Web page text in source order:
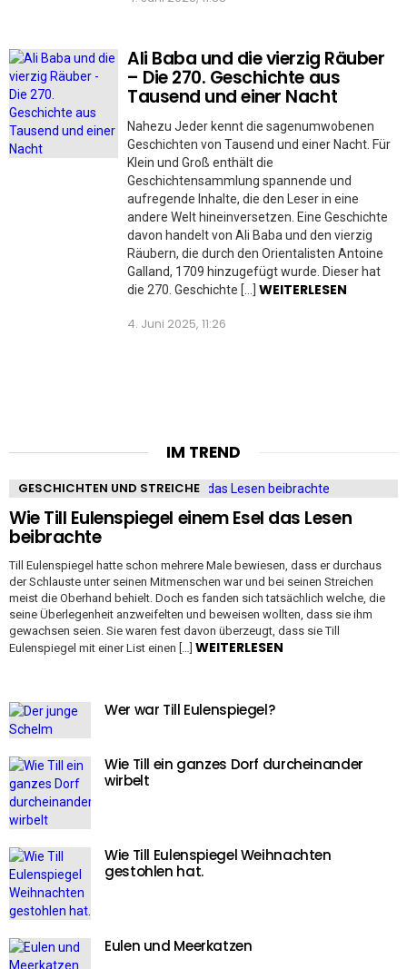
Ali Baba und die vierzig Räuber
– Die 270. Geschichte aus
Tausend und einer Nacht
Nahezu Jeder kennt die sagenumwobenen
Geschichten von Tausend und einer Nacht. Für
Klein und Groß enthält die
Geschichtensammlung spannende und
aufregende Inhalte, die den Leser in eine
andere Welt hineinversetzen. Eine Geschichte
davon handelt von Ali Baba und den vierzig
Räubern, die durch den Orientalisten Antoine
Galland, 1709 hinzugefügt wurde. Dieser hat
die 270. Geschichte […] WEITERLESEN
4. Juni 2025, 11:26
IM TREND
GESCHICHTEN UND STREICHE
Wie Till Eulenspiegel einem Esel das Lesen
beibrachte
Till Eulenspiegel hatte schon mehrere Male bewiesen, dass er durchaus
der Schlauste unter seinen Mitmenschen war und bei seinen Streichen
meist die Oberhand behielt. Doch es fanden sich tatsächlich welche, die
seine Überlegenheit anzweifelten und beweisen wollten, dass sie ihm
gewachsen seien. Sie waren fest davon überzeugt, dass sie Till
Eulenspiegel mit einer List einen […] WEITERLESEN
Wer war Till Eulenspiegel?
Wie Till ein ganzes Dorf durcheinander
wirbelt
Wie Till Eulenspiegel Weihnachten
gestohlen hat.
Eulen und Meerkatzen